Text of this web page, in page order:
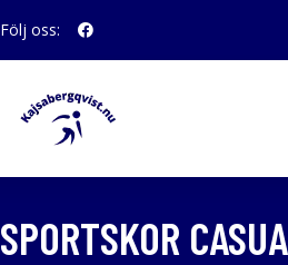
Följ oss:
SPORTSKOR